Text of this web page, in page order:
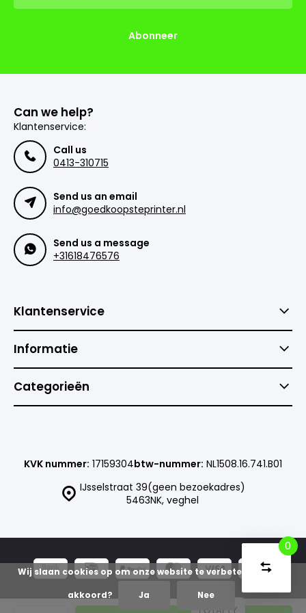
Abonneer
Can we help?
Klantenservice:
Call us
0413-310715
Send us an email
info@goedkoopsteprinter.nl
Send us a message
+31618476576
Klantenservice
Informatie
Categorieën
IJsselstraat 39(geen bezoekadres)
5463NK, veghel
KVK nummer: 17159304btw-nummer: NL1508.16.741.B01
© Goedkoopsteprinter Sitemap
Wij slaan cookies op om onze website te verbeteren. Is dat
akkoord? Ja Nee
0
Vergelijk
Verwijder
U
heeft
Start
LOYALTY